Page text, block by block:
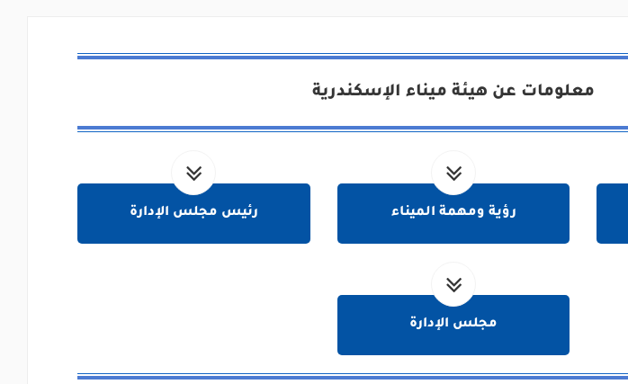
معلومات عن هيئة ميناء الإسكندرية
رؤية ومهمة الميناء رئيس مجلس الإدارة
مجلس الإدارة